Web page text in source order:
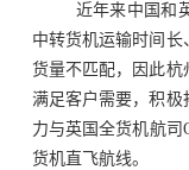
近年来中国和
中转货机运输时间长
货量不匹配，因此
满足客户需要，积极
力与英国全货机航司
货机直飞航线。